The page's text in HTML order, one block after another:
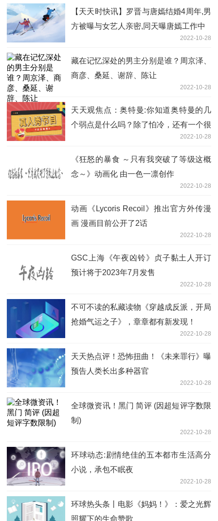
【天天时快讯】罗晋与唐嫣结婚4周年,男
方被曝与女艺人亲密,同天曝唐嫣工作中
2022-10-28
藏在记忆深处的男主分别是谁？周京泽、
商彦、桑延、谢辞、陈让
2022-10-28
天天观焦点：奥特曼:你知道奥特曼的几
个弱点是什么吗？除了怕冷，还有一个很
2022-10-28
《狂怒的暴食 ～只有我突破了等级这概
念～》动画化 由一色一凛创作
2022-10-28
动画《Lycoris Recoil》推出官方外传漫
画 漫画目前公开了2话
2022-10-28
GSC上海《午夜凶铃》贞子黏土人开订
预计将于2023年7月发售
2022-10-28
不可不读的私藏读物《穿越成反派，开局
抢婚气运之子》，章章都有新发现！
2022-10-28
天天热点评！恐怖扭曲！《未来罪行》曝
预告人类长出多种器官
2022-10-28
全球微资讯！黑门 简评 (因超短评字数限
制)
2022-10-28
环球动态:剧情绝佳的五本都市生活高分
小说，承包不眠夜
2022-10-28
环球热头条丨电影《妈妈！》：爱之光辉
照耀下的生命赞歌